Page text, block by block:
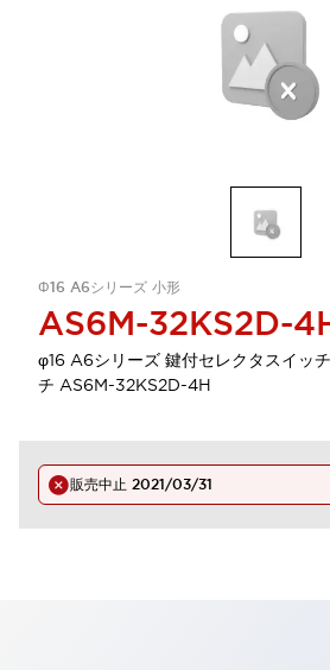
Φ16 A6シリーズ 小形
AS6M-32KS2D-
φ16 A6シリーズ 鍵付セレクタスイッ
チ AS6M-32KS2D-4H
販売中止 2021/03/31